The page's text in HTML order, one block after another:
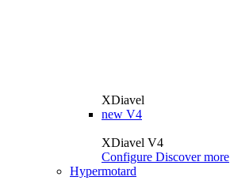
XDiavel
new V4
XDiavel V4
Configure Discover more
Hypermotard